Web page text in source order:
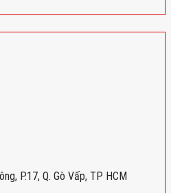
P.17, Q. Gò Vấp, TP HCM